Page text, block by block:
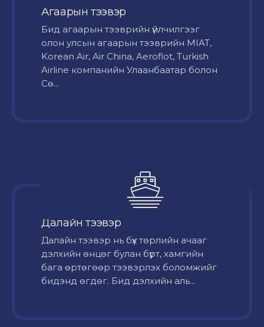
Агаарын тээвэр
Бид агаарын тээврийн үйлчилгээг
олон улсын агаарын тээврийн MIAT,
Korean Air, Air China, Aeroflot, Turkish
Airline компанийн Улаанбаатар болон
Сө...
Далайн тээвэр
Далайн тээвэр нь бүх төрлийн ачааг
дэлхийн өнцөг булан бүрт, хамгийн
бага өртөгөөр тээвэрлэх боломжийг
бидэнд өгдөг. Бид дэлхийн аль...